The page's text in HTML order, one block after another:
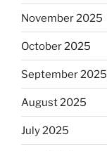
November 2025
October 2025
September 2025
August 2025
July 2025